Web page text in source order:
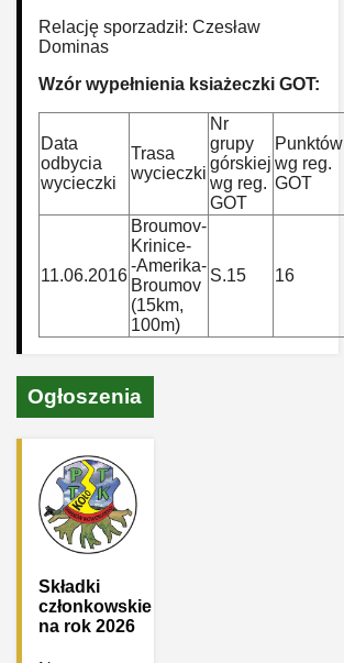
Relację sporzadził: Czesław
Dominas
Wzór wypełnienia ksiażeczki GOT:
Data
odbycia
wycieczki
Trasa
wycieczki
Nr
grupy
górskiej
wg reg.
GOT
Punktów
wg reg.
GOT
11.06.2016
Broumov-
Krinice-
-Amerika-
Broumov
(15km,
100m)
S.15 16
Ogłoszenia
Składki
członkowskie
na rok 2026